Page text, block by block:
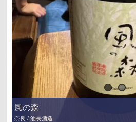
風の森
奈良 / 油長酒造